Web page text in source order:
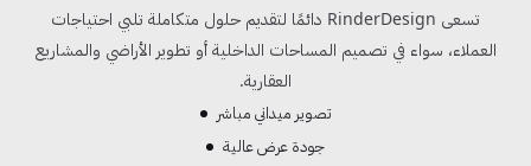
تسعى RinderDesign دائمًا لتقديم حلول متكاملة تلبي احتياجات
العملاء، سواء في تصميم المساحات الداخلية أو تطوير الأراضي والمشاريع
العقارية.
تصوير ميداني مباشر
جودة عرض عالية